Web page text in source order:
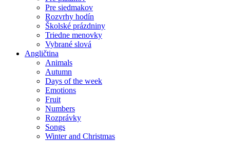
Pre siedmakov
Rozvrhy hodín
Školské prázdniny
Triedne menovky
Vybrané slová
Angličtina
Animals
Autumn
Days of the week
Emotions
Fruit
Numbers
Rozprávky
Songs
Winter and Christmas